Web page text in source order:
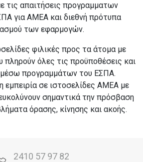
τις απαιτήσεις προγραμματων
για ΑΜΕΑ και διεθνή πρότυπα
των εφαρμογών.
φιλικές προς τα άτομα με
πληρούν όλες τις προϋποθέσεις και
μέσω προγραμμάτων του ΕΣΠΑ.
εμπειρία σε ιστοσελίδες ΑΜΕΑ με
σημαντικά την πρόσβαση
όρασης, κίνησης και ακοής.
2410 57 97 82